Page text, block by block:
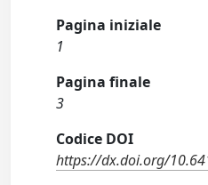
Pagina iniziale
1
Pagina finale
3
Codice DOI
https://dx.doi.org/